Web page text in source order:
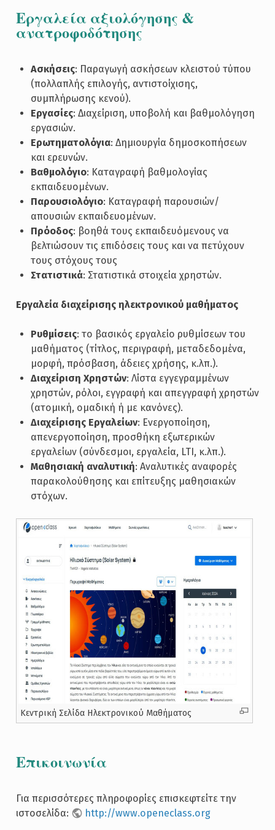
Εργαλεία αξιολόγησης &
ανατροφοδότησης
Ασκήσεις: Παραγωγή ασκήσεων κλειστού τύπου
(πολλαπλής επιλογής, αντιστοίχισης,
συμπλήρωσης κενού).
Εργασίες: Διαχείριση, υποβολή και βαθμολόγηση
εργασιών.
Ερωτηματολόγια: Δημιουργία δημοσκοπήσεων
και ερευνών.
Βαθμολόγιο: Καταγραφή βαθμολογίας
εκπαιδευομένων.
Παρουσιολόγιο: Καταγραφή παρουσιών/
απουσιών εκπαιδευομένων.
Πρόοδος: βοηθά τους εκπαιδευόμενους να
βελτιώσουν τις επιδόσεις τους και να πετύχουν
τους στόχους τους
Στατιστικά: Στατιστικά στοιχεία χρηστών.
Εργαλεία διαχείρισης ηλεκτρονικού μαθήματος
Ρυθμίσεις: το βασικός εργαλείο ρυθμίσεων του
μαθήματος (τίτλος, περιγραφή, μεταδεδομένα,
μορφή, πρόσβαση, άδειες χρήσης, κ.λπ.).
Διαχείριση Χρηστών: Λίστα εγγεγραμμένων
χρηστών, ρόλοι, εγγραφή και απεγγραφή χρηστών
(ατομική, ομαδική ή με κανόνες).
Διαχείρισης Εργαλείων: Ενεργοποίηση,
απενεργοποίηση, προσθήκη εξωτερικών
εργαλείων (σύνδεσμοι, εργαλεία, LTI, κ.λπ.).
Μαθησιακή αναλυτική: Αναλυτικές αναφορές
παρακολούθησης και επίτευξης μαθησιακών
στόχων.
Κεντρική Σελίδα Ηλεκτρονικού Μαθήματος
Επικοινωνία
Για περισσότερες πληροφορίες επισκεφτείτε την
ιστοσελίδα:
http://www.openeclass.org